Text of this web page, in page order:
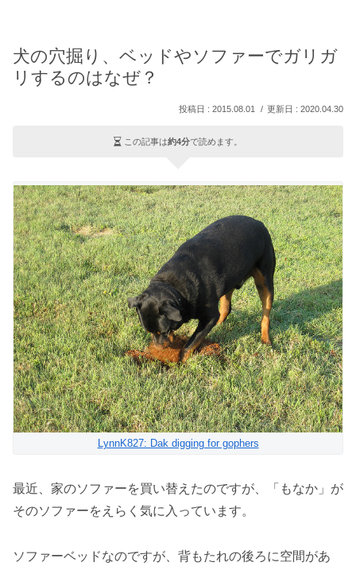
犬の穴掘り、ベッドやソファーでガリガ
リするのはなぜ？
2015.08.01 2020.04.30
この記事は約4分で読めます。
LynnK827: Dak digging for gophers
最近、家のソファーを買い替えたのですが、「もなか」が
そのソファーをえらく気に入っています。
ソファーベッドなのですが、背もたれの後ろに空間があ